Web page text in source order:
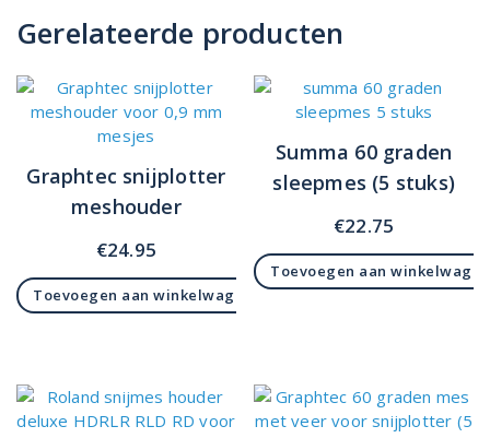
Gerelateerde producten
Graphtec snijplotter
meshouder
€24.95
Toevoegen aan winkelwagen
Summa 60 graden
sleepmes (5 stuks)
€22.75
Toevoegen aan winkelwagen